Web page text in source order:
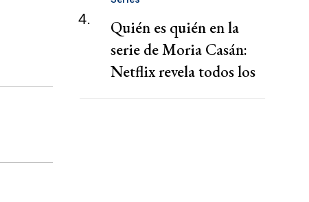
4.
Quién es quién en la
serie de Moria Casán:
Netflix revela todos los